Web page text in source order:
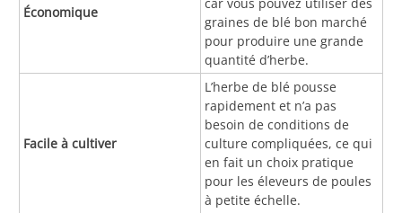
Économique
car vous pouvez utiliser des
graines de blé bon marché
pour produire une grande
quantité d’herbe.
Facile à cultiver
L’herbe de blé pousse
rapidement et n’a pas
besoin de conditions de
culture compliquées, ce qui
en fait un choix pratique
pour les éleveurs de poules
à petite échelle.